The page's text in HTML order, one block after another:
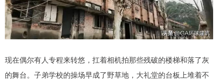
现在偶尔有人专程来转悠，扛着相机拍那些残破的楼梯和落了灰
的舞台。子弟学校的操场早成了野草地，大礼堂的台板上堆着不